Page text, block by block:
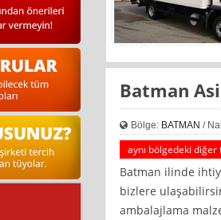
Batman
Bölge: BATMAN /
aynı bölgedeki diğer
Batman ilinde
bizlere
ambalajlama